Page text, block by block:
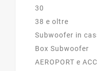
30
38 e oltre
Subwoofer in
Box Subwoofer
AEROPORT e